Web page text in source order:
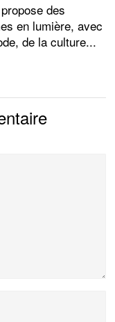
des
en lumière, avec
de la culture...